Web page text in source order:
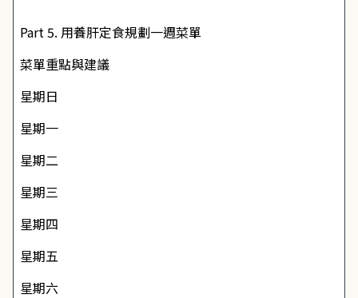
Part 5. 用養肝定食規劃一週菜單
菜單重點與建議
星期日
星期一
星期二
星期三
星期四
星期五
星期六